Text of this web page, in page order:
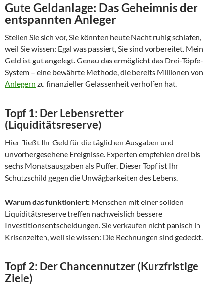
Gute Geldanlage: Das Geheimnis der
entspannten Anleger
Stellen Sie sich vor, Sie könnten heute Nacht ruhig schlafen,
weil Sie wissen: Egal was passiert, Sie sind vorbereitet. Mein
Geld ist gut angelegt. Genau das ermöglicht das Drei-Töpfe-
System – eine bewährte Methode, die bereits Millionen von
Anlegern zu finanzieller Gelassenheit verholfen hat.
Topf 1: Der Lebensretter
(Liquiditätsreserve)
Hier fließt Ihr Geld für die täglichen Ausgaben und
unvorhergesehene Ereignisse. Experten empfehlen drei bis
sechs Monatsausgaben als Puffer. Dieser Topf ist Ihr
Schutzschild gegen die Unwägbarkeiten des Lebens.
Warum das funktioniert: Menschen mit einer soliden
Liquiditätsreserve treffen nachweislich bessere
Investitionsentscheidungen. Sie verkaufen nicht panisch in
Krisenzeiten, weil sie wissen: Die Rechnungen sind gedeckt.
Topf 2: Der Chancennutzer (Kurzfristige
Ziele)